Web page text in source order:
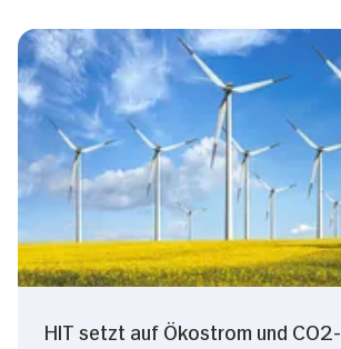
HIT setzt auf Ökostrom und CO2-